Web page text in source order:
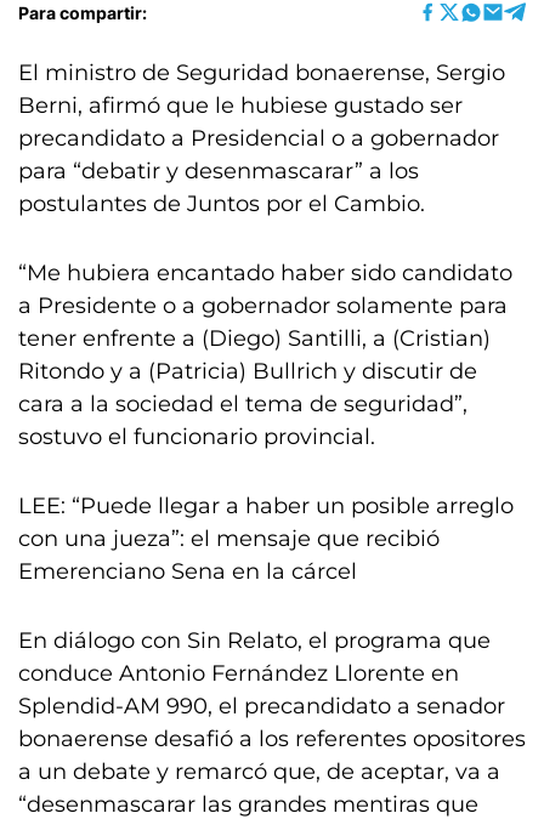
Para compartir:
El ministro de Seguridad bonaerense, Sergio
Berni, afirmó que le hubiese gustado ser
precandidato a Presidencial o a gobernador
para “debatir y desenmascarar” a los
postulantes de Juntos por el Cambio.
“Me hubiera encantado haber sido candidato
a Presidente o a gobernador solamente para
tener enfrente a (Diego) Santilli, a (Cristian)
Ritondo y a (Patricia) Bullrich y discutir de
cara a la sociedad el tema de seguridad”,
sostuvo el funcionario provincial.
LEE: “Puede llegar a haber un posible arreglo
con una jueza”: el mensaje que recibió
Emerenciano Sena en la cárcel
En diálogo con Sin Relato, el programa que
conduce Antonio Fernández Llorente en
Splendid-AM 990, el precandidato a senador
bonaerense desafió a los referentes opositores
a un debate y remarcó que, de aceptar, va a
“desenmascarar las grandes mentiras que